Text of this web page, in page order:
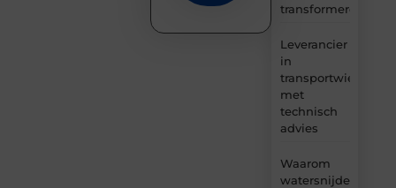
transformeren
Leverancier
in
transportwielen
met
technisch
advies
Waarom
watersnijden